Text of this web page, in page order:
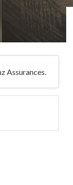
Assurances.